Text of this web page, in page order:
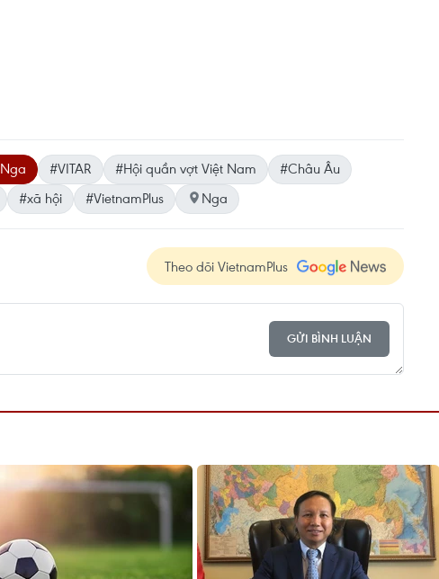
#VITAR #Hội quần vợt Việt Nam
#Châu Âu
#xã hội #VietnamPlus Nga
Theo dõi VietnamPlus
GỬI BÌNH LUẬN